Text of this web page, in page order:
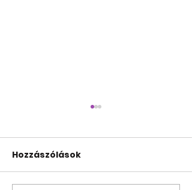
Hozzászólások